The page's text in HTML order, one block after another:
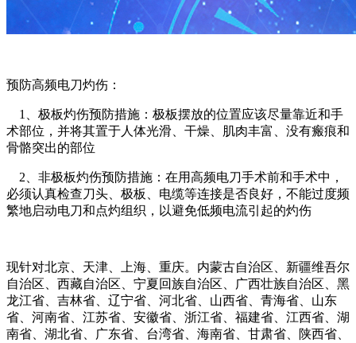
预防高频电刀灼伤：
1、极板灼伤预防措施：极板摆放的位置应该尽量靠近和手
术部位，并将其置于人体光滑、干燥、肌肉丰富、没有瘢痕和
骨骼突出的部位
2、非极板灼伤预防措施：在用高频电刀手术前和手术中，
必须认真检查刀头、极板、电缆等连接是否良好，不能过度频
繁地启动电刀和点灼组织，以避免低频电流引起的灼伤
现针对北京、天津、上海、重庆。内蒙古自治区、新疆维吾尔
自治区、西藏自治区、宁夏回族自治区、广西壮族自治区、黑
龙江省、吉林省、辽宁省、河北省、山西省、青海省、山东
省、河南省、江苏省、安徽省、浙江省、福建省、江西省、湖
南省、湖北省、广东省、台湾省、海南省、甘肃省、陕西省、